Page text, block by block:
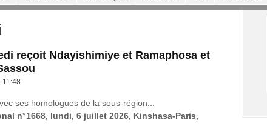
reçoit Ndayishimiye et Ramaphosa et
11:48
ses homologues de la sous-région...
n°1668, lundi, 6 juillet 2026, Kinshasa-Paris,